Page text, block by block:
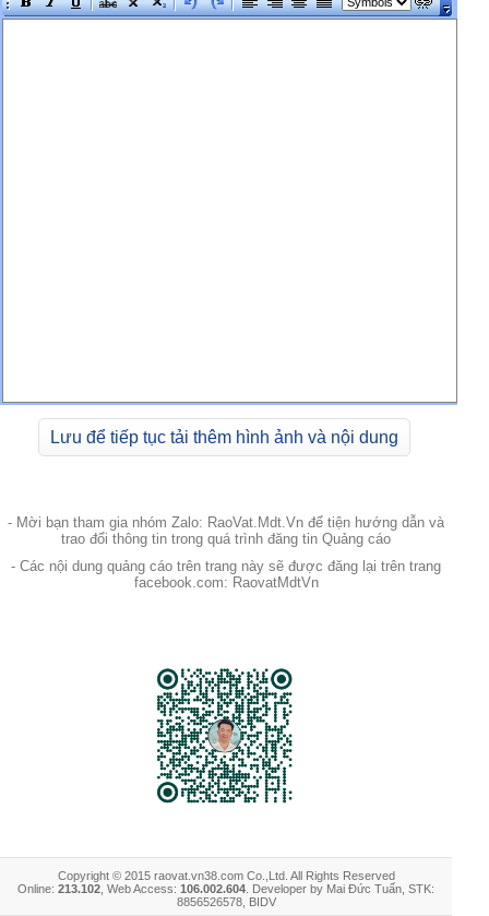
Lưu để tiếp tục tải thêm hình ảnh và nội dung
- Mời bạn tham gia nhóm Zalo: RaoVat.Mdt.Vn để tiện hướng dẫn và
trao đổi thông tin trong quá trình đăng tin Quảng cáo
- Các nội dung quảng cáo trên trang này sẽ được đăng lại trên trang
facebook.com: RaovatMdtVn
Copyright © 2015 raovat.vn38.com Co.,Ltd. All Rights Reserved
Online: 213.102 , Web Access: 106.002.604 . Developer by Mai Đức Tuấn, STK:
8856526578, BIDV